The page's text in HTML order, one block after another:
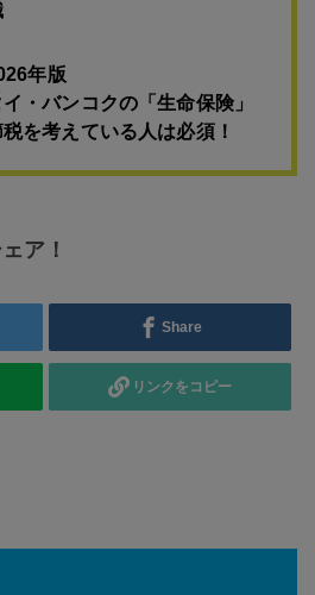
年版
イ・バンコクの「生命保険」
を考えている人は必須！
ア！
Share
リンクをコピー